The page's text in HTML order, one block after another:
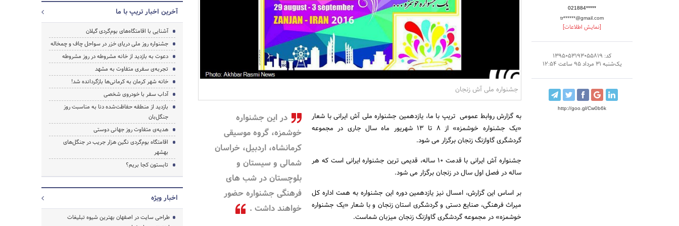
021884*****
tr******@gmail.com
[نمایش اطلاعات]
کد: 1395053193055819
یک‌شنبه 31 مرداد 95 ساعت 12:54
http://goo.gl/Cw0b6k
جشنواره ملی آش زنجان
در این جشنواره
خوشمزه، گروه موسیقی
کرمانشاه، اردبیل، خراسان
شمالی و سیستان و
بلوچستان در شب های
فرهنگی جشنواره حضور
خواهند داشت .
به گزارش روابط عمومی تریپ با ما، یازدهمین جشنواره ملی آش ایرانی با شعار
«یک جشنواره خوشمزه» از 8 تا 13 شهریور ماه سال جاری در مجموعه
گردشگری گاوازنگ زنجان برگزار می شود.
جشنواره آش ایرانی با قدمت 10 ساله، قدیمی ترین جشنواره ایرانی است که هر
ساله در فصل اول سال در زنجان برگزار می شود.
بر اساس این گزارش، امسال نیز یازدهمین دوره این جشنواره به همت اداره کل
میراث فرهنگی، صنایع دستی و گردشگری استان زنجان و با شعار «یک جشنواره
خوشمزه» در مجموعه گردشگری گاوازنگ زنجان میزبان شماست.
آخرین اخبار تریپ با ما
آشنایی با اقامتگاه‌های بوم‌گردی گیلان
جشنواره روز ملی دریای خزر در سواحل چاف و چمخاله
دعوت به بازدید از خانه مشروطه در روز مشروطه
تجربه‌ی سفری متفاوت به مشهد
خانه شهر کرمان به کرمانی‌ها بازگردانده شد!
آداب سفر با خودروی شخصی
بازدید از منطقه حفاظت‌شده دنا به مناسبت روز
جنگل‌بان
هدیه‌ی متفاوت روز جهانی دوستی
اقامتگاه بوم‌گردی نگین هزار جریب در جنگل‌های
بهشهر
تابستون کجا بریم؟
اخبار ویژه
طراحی سایت در اصفهان بهترین شیوه تبلیغات